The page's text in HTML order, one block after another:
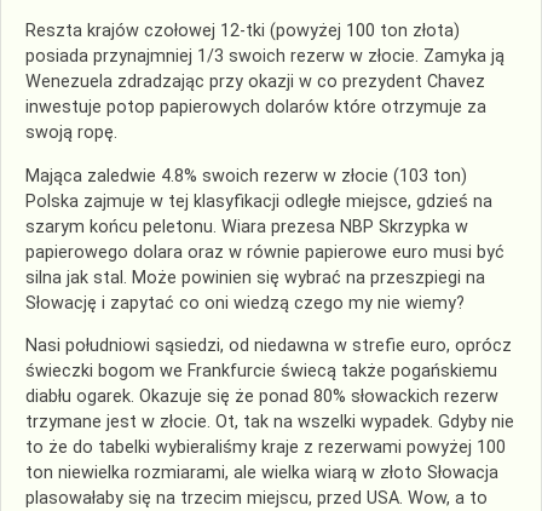
Reszta krajów czołowej 12-tki (powyżej 100 ton złota)
posiada przynajmniej 1/3 swoich rezerw w złocie. Zamyka ją
Wenezuela zdradzając przy okazji w co prezydent Chavez
inwestuje potop papierowych dolarów które otrzymuje za
swoją ropę.
Mająca zaledwie 4.8% swoich rezerw w złocie (103 ton)
Polska zajmuje w tej klasyfikacji odległe miejsce, gdzieś na
szarym końcu peletonu. Wiara prezesa NBP Skrzypka w
papierowego dolara oraz w równie papierowe euro musi być
silna jak stal. Może powinien się wybrać na przeszpiegi na
Słowację i zapytać co oni wiedzą czego my nie wiemy?
Nasi południowi sąsiedzi, od niedawna w strefie euro, oprócz
świeczki bogom we Frankfurcie świecą także pogańskiemu
diabłu ogarek. Okazuje się że ponad 80% słowackich rezerw
trzymane jest w złocie. Ot, tak na wszelki wypadek. Gdyby nie
to że do tabelki wybieraliśmy kraje z rezerwami powyżej 100
ton niewielka rozmiarami, ale wielka wiarą w złoto Słowacja
plasowałaby się na trzecim miejscu, przed USA. Wow, a to